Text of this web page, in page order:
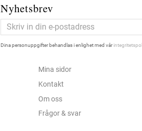
Nyhetsbrev
Dina personuppgifter behandlas i enlighet med vår
Mina sidor
Kontakt
Om oss
Frågor & svar